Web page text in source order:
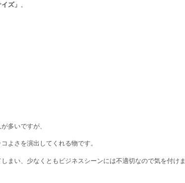
ズ」 。
多いですが、
よさを演出してくれる物です。
まい、少なくともビジネスシーンには不適切なので気を付けま